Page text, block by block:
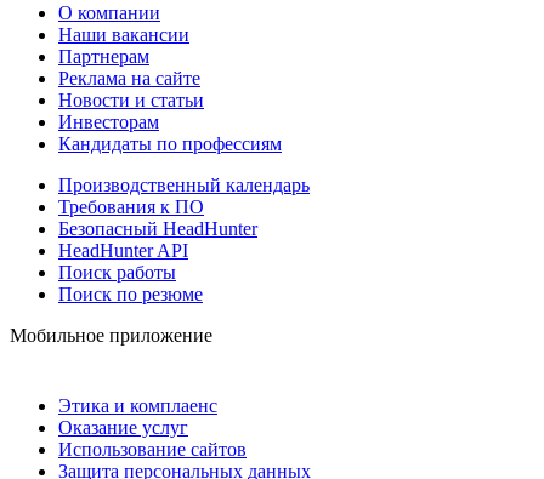
О компании
Наши вакансии
Партнерам
Реклама на сайте
Новости и статьи
Инвесторам
Кандидаты по профессиям
Производственный календарь
Требования к ПО
Безопасный HeadHunter
HeadHunter API
Поиск работы
Поиск по резюме
Мобильное приложение
Этика и комплаенс
Оказание услуг
Использование сайтов
Защита персональных данных